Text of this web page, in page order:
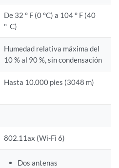
De 32 ° F (0 °C) a 104 ° F (40
° C)
Humedad relativa máxima del
10 % al 90 %, sin condensación
Hasta 10.000 pies (3048 m)
802.11ax (Wi-Fi 6)
Dos antenas